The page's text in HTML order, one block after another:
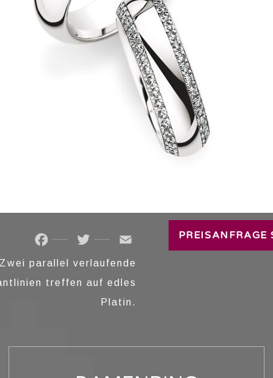
TRAURINGE
PREISANFRAGE
Facebook Twitter
parallel verlaufende
treffen auf edles
Platin.